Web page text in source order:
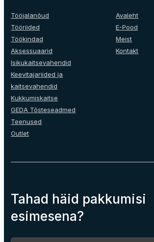
Tööjalanõud
Tööriided
Töökindad
Aksessuaarid
Isikukaitsevahendid
Keevitajariided ja
kaitsevahendid
Kukkumiskaitse
GEDA Tõsteseadmed
Teenused
Outlet
Avaleht
E-Pood
Meist
Kontakt
Tahad häid pakkumisi
esimesena?